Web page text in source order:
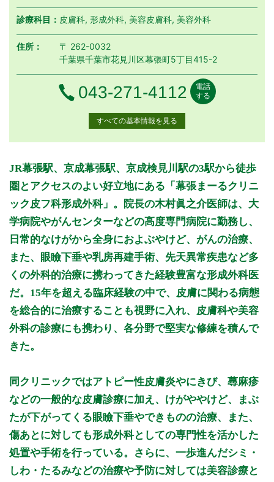
診療科目： 皮膚科, 形成外科, 美容皮膚科, 美容外科
住所：
〒 262-0032
千葉県千葉市花見川区幕張町5丁目415-2
電話番号
043-271-4112
電話
する
すべての基本情報を見る
診療時間 月 月曜日
火 火曜日
水水曜日
木木曜日
金 金曜日
土土曜日
日 日曜日
祝祝日
9:00～12:00
● ● ● ●
●
14:00～17:00
●
15:00～18:00
● ● ● ●
休診日：木、日、祝
備考：平日13:30～15:00は手術時間となります(木曜を除く)
【受付時間】
(月・火・水・金)8:50～11:50,15:00～17:50
(土)8:50～11:50,14:00～16:50
※診療時間や臨時休診・診療内容等について、事前に必ず医療
機関ホームページ、またはお電話にてご確認ください。
公式HPはこちら
JR幕張駅、京成幕張駅、京成検見川駅の3駅から徒歩
圏とアクセスのよい好立地にある「幕張まーるクリニ
ック皮フ科形成外科」。院長の木村眞之介医師は、大
学病院やがんセンターなどの高度専門病院に勤務し、
日常的なけがから全身におよぶやけど、がんの治療、
また、眼瞼下垂や乳房再建手術、先天異常疾患など多
くの外科的治療に携わってきた経験豊富な形成外科医
だ。15年を超える臨床経験の中で、皮膚に関わる病態
を総合的に治療することも視野に入れ、皮膚科や美容
外科の診療にも携わり、各分野で堅実な修練を積んで
きた。
同クリニックではアトピー性皮膚炎やにきび、蕁麻疹
などの一般的な皮膚診療に加え、けがややけど、まぶ
たが下がってくる眼瞼下垂やできものの治療、また、
傷あとに対しても形成外科としての専門性を活かした
処置や手術を行っている。さらに、一歩進んだシミ・
しわ・たるみなどの治療や予防に対しては美容診療と